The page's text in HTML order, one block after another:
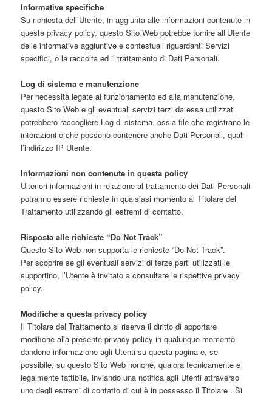
Informative specifiche
Su richiesta dell’Utente, in aggiunta alle informazioni contenute in
questa privacy policy, questo Sito Web potrebbe fornire all’Utente
delle informative aggiuntive e contestuali riguardanti Servizi
specifici, o la raccolta ed il trattamento di Dati Personali.
Log di sistema e manutenzione
Per necessità legate al funzionamento ed alla manutenzione,
questo Sito Web e gli eventuali servizi terzi da essa utilizzati
potrebbero raccogliere Log di sistema, ossia file che registrano le
interazioni e che possono contenere anche Dati Personali, quali
l’indirizzo IP Utente.
Informazioni non contenute in questa policy
Ulteriori informazioni in relazione al trattamento dei Dati Personali
potranno essere richieste in qualsiasi momento al Titolare del
Trattamento utilizzando gli estremi di contatto.
Risposta alle richieste “Do Not Track”
Questo Sito Web non supporta le richieste “Do Not Track”.
Per scoprire se gli eventuali servizi di terze parti utilizzati le
supportino, l’Utente è invitato a consultare le rispettive privacy
policy.
Modifiche a questa privacy policy
Il Titolare del Trattamento si riserva il diritto di apportare
modifiche alla presente privacy policy in qualunque momento
dandone informazione agli Utenti su questa pagina e, se
possibile, su questo Sito Web nonché, qualora tecnicamente e
legalmente fattibile, inviando una notifica agli Utenti attraverso
uno degli estremi di contatto di cui è in possesso il Titolare . Si